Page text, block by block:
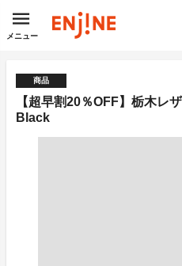
メニュー
商品
【超早割20％OFF】栃木レ
Black